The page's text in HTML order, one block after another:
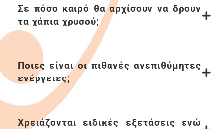
Σε πόσο καιρό θα αρχίσουν να δρουν
τα χάπια χρυσού;
Ποιες είναι οι πιθανές ανεπιθύµητες
ενέργειες;
Χρειάζονται ειδικές εξετάσεις ενώ